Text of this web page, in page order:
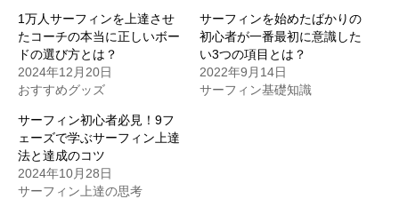
1万人サーフィンを上達させ
たコーチの本当に正しいボー
ドの選び方とは？
2024年12月20日
おすすめグッズ
サーフィンを始めたばかりの
初心者が一番最初に意識した
い3つの項目とは？
2022年9月14日
サーフィン基礎知識
サーフィン初心者必見！9フ
ェーズで学ぶサーフィン上達
法と達成のコツ
2024年10月28日
サーフィン上達の思考